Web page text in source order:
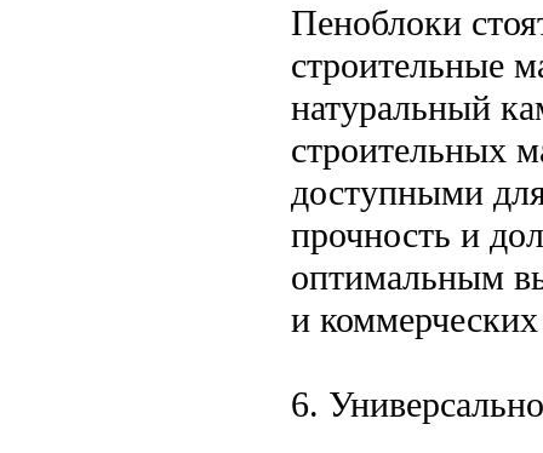
Пеноблоки
строительные
натуральный
строительных
доступными
прочность и
оптимальным
и
6.